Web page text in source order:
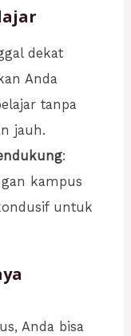
dekat
Anda
tanpa
jauh.
:
kampus
untuk
Anda bisa